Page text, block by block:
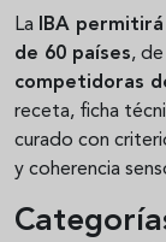
La
IBA
de 60 países,
competidoras
receta, ficha
curado con
y coherencia